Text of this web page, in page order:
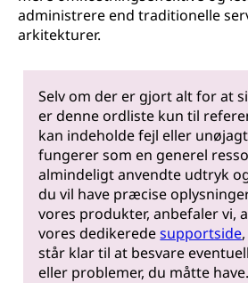
administrere end traditionelle
arkitekturer.
Selv om der er gjort alt for at
er denne ordliste kun til
kan indeholde fejl eller
fungerer som en generel
almindeligt anvendte udtryk
du vil have præcise
vores produkter, anbefaler vi,
vores dedikeredesupportside
står klar til at besvare
eller problemer, du måtte have.